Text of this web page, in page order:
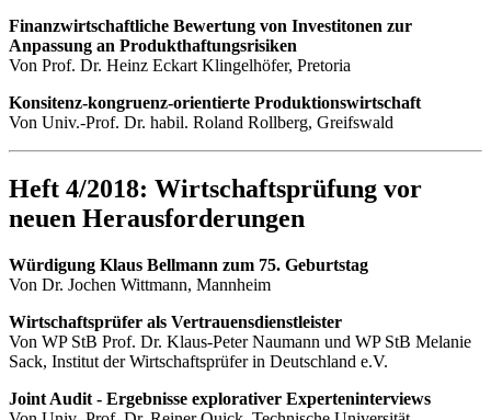
Finanzwirtschaftliche Bewertung von Investitonen zur
Anpassung an Produkthaftungsrisiken
Von Prof. Dr. Heinz Eckart Klingelhöfer, Pretoria
Konsitenz-kongruenz-orientierte Produktionswirtschaft
Von Univ.-Prof. Dr. habil. Roland Rollberg, Greifswald
Heft 4/2018: Wirtschaftsprüfung vor
neuen Herausforderungen
Würdigung Klaus Bellmann zum 75. Geburtstag
Von Dr. Jochen Wittmann, Mannheim
Wirtschaftsprüfer als Vertrauensdienstleister
Von WP StB Prof. Dr. Klaus-Peter Naumann und WP StB Melanie
Sack, Institut der Wirtschaftsprüfer in Deutschland e.V.
Joint Audit - Ergebnisse explorativer Experteninterviews